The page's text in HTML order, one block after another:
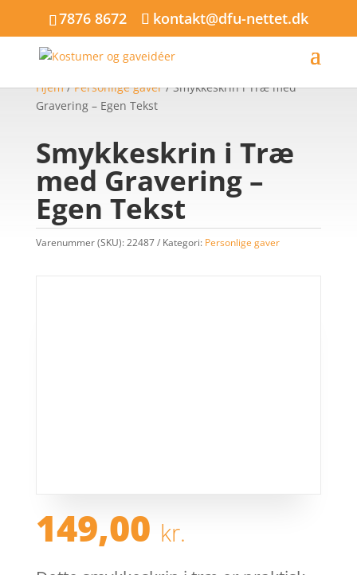
7876 8672 kontakt@dfu-nettet.dk
Hjem/Personlige gaver/ Smykkeskrin i Træ med
Gravering – Egen Tekst
Smykkeskrin i Træ
med Gravering –
Egen Tekst
Varenummer (SKU):22487 Kategori: Personlige gaver
149,00 kr.